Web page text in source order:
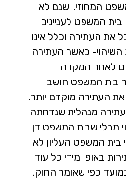
המחוזי. ישנם לא
המשפט לעניינים
את העתירה וכלל אינו
השיהוי- כאשר העתירה
מעל 45 יום לאחר המקרה
בית המשפט חושב
את העתירה מוקדם יותר.
מנהלית שנדחתה
מבלי שבית המשפט דן
בית המשפט העליון לא
באופן מידי כל עוד
כפי שאומר החוק.